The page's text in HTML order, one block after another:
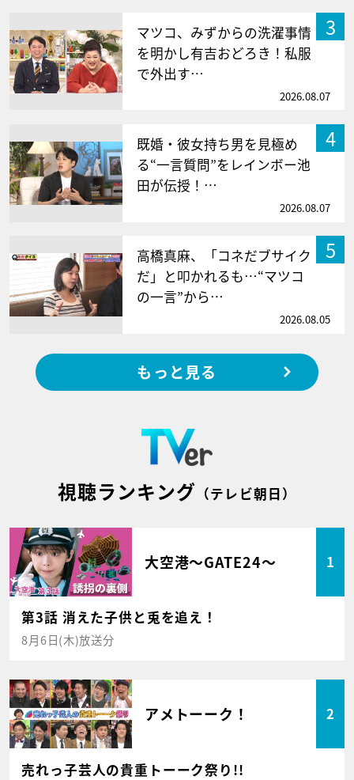
3
マツコ、みずからの洗濯事情
を明かし有吉おどろき！私服
で外出す…
2026.08.07
4
既婚・彼女持ち男を見極め
る“一言質問”をレインボー池
田が伝授！…
2026.08.07
5
高橋真麻、「コネだブサイク
だ」と叩かれるも…“マツコ
の一言”から…
2026.08.05
もっと見る
視聴ランキング （テレビ朝日）
大空港～GATE24～ 1
第3話 消えた子供と兎を追え！
8月6日(木)放送分
アメトーーク！ 2
売れっ子芸人の貴重トーーク祭り!!